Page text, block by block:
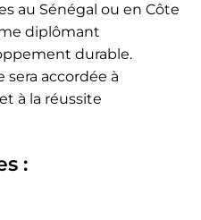
au Sénégal ou en Côte
diplômant
durable.
accordée à
à la réussite
: